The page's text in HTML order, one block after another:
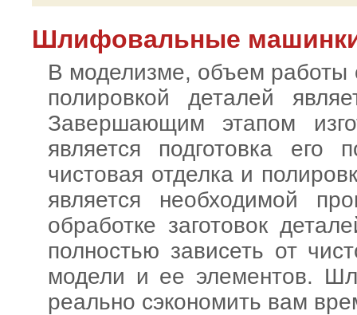
Шлифовальные
В моделизме, объем
полировкой деталей
Завершающим этапом
является подготовка его
чистовая отделка и
является необходимой
обработке заготовок
полностью зависеть от
модели и ее элементов.
реально сэкономить вам